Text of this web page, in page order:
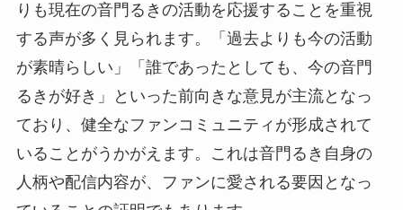
りも現在の音門るきの活動を応援することを重視
する声が多く見られます。「過去よりも今の活動
が素晴らしい」「誰であったとしても、今の音門
るきが好き」といった前向きな意見が主流となっ
ており、健全なファンコミュニティが形成されて
いることがうかがえます。これは音門るき自身の
人柄や配信内容が、ファンに愛される要因となっ